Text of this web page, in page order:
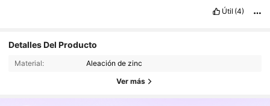
Útil (4)
Detalles Del Producto
Material: Aleación de zinc
Ver más
4,87 22K Seguidores